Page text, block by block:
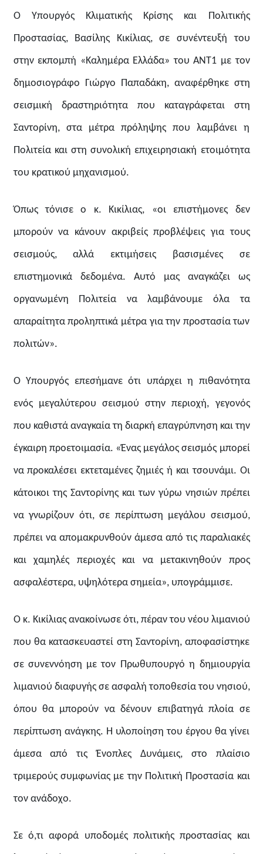
Ο Υπουργός Κλιματικής Κρίσης και Πολιτικής
Προστασίας, Βασίλης Κικίλιας, σε συνέντευξή του
στην εκπομπή «Καλημέρα Ελλάδα» του ΑΝΤ1 με τον
δημοσιογράφο Γιώργο Παπαδάκη, αναφέρθηκε στη
σεισμική δραστηριότητα που καταγράφεται στη
Σαντορίνη, στα μέτρα πρόληψης που λαμβάνει η
Πολιτεία και στη συνολική επιχειρησιακή ετοιμότητα
του κρατικού μηχανισμού.
Όπως τόνισε ο κ. Κικίλιας, «οι επιστήμονες δεν
μπορούν να κάνουν ακριβείς προβλέψεις για τους
σεισμούς, αλλά εκτιμήσεις βασισμένες σε
επιστημονικά δεδομένα. Αυτό μας αναγκάζει ως
οργανωμένη Πολιτεία να λαμβάνουμε όλα τα
απαραίτητα προληπτικά μέτρα για την προστασία των
πολιτών».
Ο Υπουργός επεσήμανε ότι υπάρχει η πιθανότητα
ενός μεγαλύτερου σεισμού στην περιοχή, γεγονός
που καθιστά αναγκαία τη διαρκή επαγρύπνηση και την
έγκαιρη προετοιμασία. «Ένας μεγάλος σεισμός μπορεί
να προκαλέσει εκτεταμένες ζημιές ή και τσουνάμι. Οι
κάτοικοι της Σαντορίνης και των γύρω νησιών πρέπει
να γνωρίζουν ότι, σε περίπτωση μεγάλου σεισμού,
πρέπει να απομακρυνθούν άμεσα από τις παραλιακές
και χαμηλές περιοχές και να μετακινηθούν προς
ασφαλέστερα, υψηλότερα σημεία», υπογράμμισε.
Ο κ. Κικίλιας ανακοίνωσε ότι, πέραν του νέου λιμανιού
που θα κατασκευαστεί στη Σαντορίνη, αποφασίστηκε
σε συνεννόηση με τον Πρωθυπουργό η δημιουργία
λιμανιού διαφυγής σε ασφαλή τοποθεσία του νησιού,
όπου θα μπορούν να δένουν επιβατηγά πλοία σε
περίπτωση ανάγκης. Η υλοποίηση του έργου θα γίνει
άμεσα από τις Ένοπλες Δυνάμεις, στο πλαίσιο
τριμερούς συμφωνίας με την Πολιτική Προστασία και
τον ανάδοχο.
Σε ό,τι αφορά υποδομές πολιτικής προστασίας και